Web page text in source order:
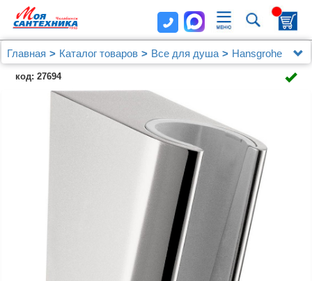
Главная Каталог товаров Все для душа
Hansgrohe
Душевая стойка Hansgrohe Rainmaker Select 460 3jet
showerpipe
код: 27694